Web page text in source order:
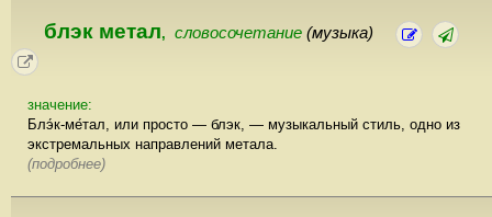
блэк метал, словосочетание (музыка)
значение:
Блэ́к-ме́тал, или просто — блэк, — музыкальный стиль, одно из
экстремальных направлений метала.
(подробнее)